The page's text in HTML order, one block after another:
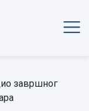
завршног